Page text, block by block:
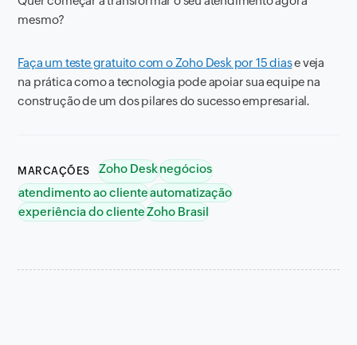
mesmo?
Faça um teste gratuito com o Zoho Desk por 15 diase veja
na prática como a tecnologia pode apoiar sua equipe na
construção de um dos pilares do sucesso empresarial.
MARCAÇÕES Zoho Desknegócios
atendimento ao clienteautomatização
experiência do clienteZoho Brasil